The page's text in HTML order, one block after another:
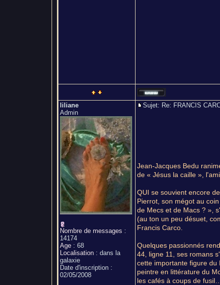
liliane
Admin
Nombre de messages :
14174
Age: 68
Localisation: dans la
galaxie
Date d'inscription :
02/05/2008
Sujet: Re: FRANCIS
Jean-Jacques Bedu
de « Jésus la caille »,
QUI se souvient encore
Pierrot, son mégot au
de Mecs et de Macs ? »,
(au ton un peu désuet,
Francis Carco.
Quelques passionnés
44, ligne 11, ses romans
cette importante figure
peintre en littérature du
les cafés à coups de